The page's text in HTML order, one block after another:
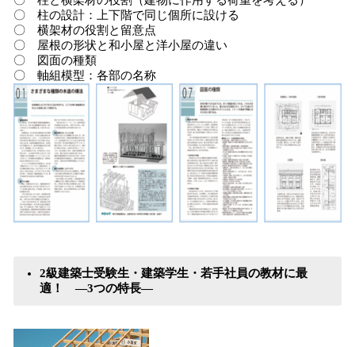
〇 柱の設計：上下階で同じ個所に設ける
〇 横架材の役割と留意点
〇 屋根の形状と和小屋と洋小屋の違い
〇 図面の種類
〇 軸組模型：各部の名称
2級建築士受験生・建築学生・若手社員の教材に最
適！ ―3つの特長―